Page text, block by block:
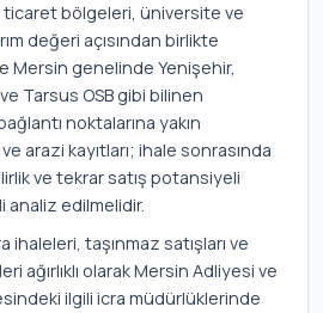
ticaret bölgeleri, üniversite ve
değeri açısından birlikte
Mersin genelinde Yenişehir,
Tarsus OSB gibi bilinen
noktalarına yakın
arazi kayıtları; ihale sonrasında
ve tekrar satış potansiyeli
analiz edilmelidir.
taşınmaz satışları ve
ağırlıklı olarak Mersin Adliyesi ve
ilgili icra müdürlüklerinde